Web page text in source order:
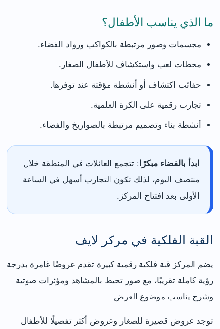
ما الذي يناسب الأطفال؟
مجسمات وصور مرتبطة بالكواكب ورواد الفضاء.
محطات لعب واستكشاف للأطفال الصغار.
حقائب اكتشاف أو أنشطة مؤقتة عند توفرها.
تجارب رقمية على الكرة العلمية.
أنشطة بناء وتصميم مرتبطة بالصواريخ والفضاء.
ابدأ بالفضاء مبكرًا: تتجمع العائلات في المنطقة خلال
منتصف اليوم، لذلك تكون التجارب أسهل في الساعة
الأولى بعد افتتاح المركز.
القبة الفلكية في مركز لايف
يضم المركز قبة فلكية رقمية كبيرة تقدم عروضًا غامرة بدرجة
رؤية كاملة تقريبًا، مع صور تحيط بالمشاهد ومؤثرات صوتية
وشرح يناسب موضوع العرض.
توجد عروض قصيرة للصغار وعروض أكثر تفصيلًا للأطفال